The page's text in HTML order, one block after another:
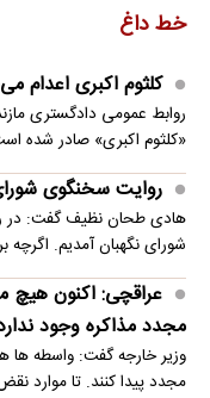
خط داغ
کلثوم اکبری اعدام
«کلثوم اکبری» صادر شده
روایت سخنگوی
هادی طحان نظیف گفت: در
شورای نگهبان آمدیم. اگرچه
عراقچی: اکنون هیچ
مجدد مذاکره وجود
وزیر خارجه گفت: واسطه ها
مجدد پیدا کنند. تا موارد